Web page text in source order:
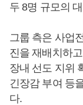
두 8명 규모의
그룹 측은 사업
진을 재배치하
장내 선도 지위
긴장감 부여 등
다.